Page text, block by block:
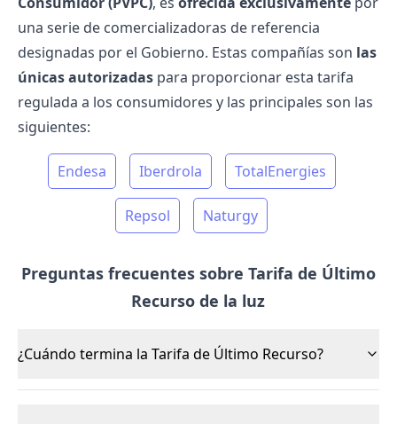
una serie de comercializadoras de referencia
designadas por el Gobierno. Estas compañías son las
únicas autorizadas para proporcionar esta tarifa
regulada a los consumidores y las principales son las
siguientes:
Endesa Iberdrola TotalEnergies
Repsol Naturgy
Preguntas frecuentes sobre Tarifa de Último
Recurso de la luz
¿Cuándo termina la Tarifa de Último Recurso?